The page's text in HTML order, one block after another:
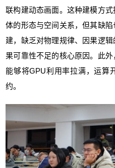
联构建动态画面。这种建模方
体的形态与空间关系，但其缺
建，缺乏对物理规律、因果逻
果可靠性不足的核心原因。此外
能够将GPU利用率拉满，运算
约。